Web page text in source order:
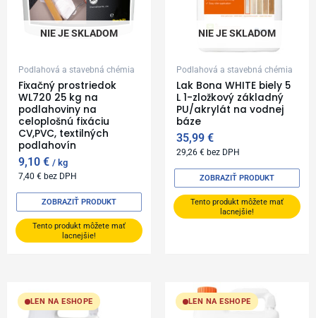
NIE JE SKLADOM
Podlahová a stavebná chémia
Fixačný prostriedok
WL720 25 kg na
podlahoviny na
celoplošnú fixáciu
CV,PVC, textilných
podlahovín
9,10€ kg
7,40€ bez DPH
Tento produkt môžete mať
lacnejšie!
ZOBRAZIŤ PRODUKT
NIE JE SKLADOM
Podlahová a stavebná chémia
Lak Bona WHITE biely 5
L 1-zložkový základný
PU/akrylát na vodnej
báze
35,99€
29,26€ bez DPH
Tento produkt môžete mať
lacnejšie!
ZOBRAZIŤ PRODUKT
LEN NA ESHOPE LEN NA ESHOPE